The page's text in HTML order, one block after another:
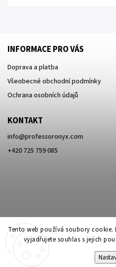
Tento web používá soubory
vyjadřujete souhlas s jejich
INFORMACE PRO VÁS
Doprava a platba
Všeobecné obchodní podmínky
Ochrana osobních údajů
KONTAKT
info@professoronyx.com
+420 725 759 085